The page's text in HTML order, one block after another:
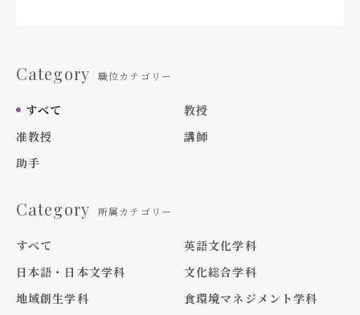
Category 職位カテゴリー
すべて
教授
准教授
講師
助手
Category 所属カテゴリー
すべて
英語文化学科
日本語・日本文学科
文化総合学科
地域創生学科
食環境マネジメント学科